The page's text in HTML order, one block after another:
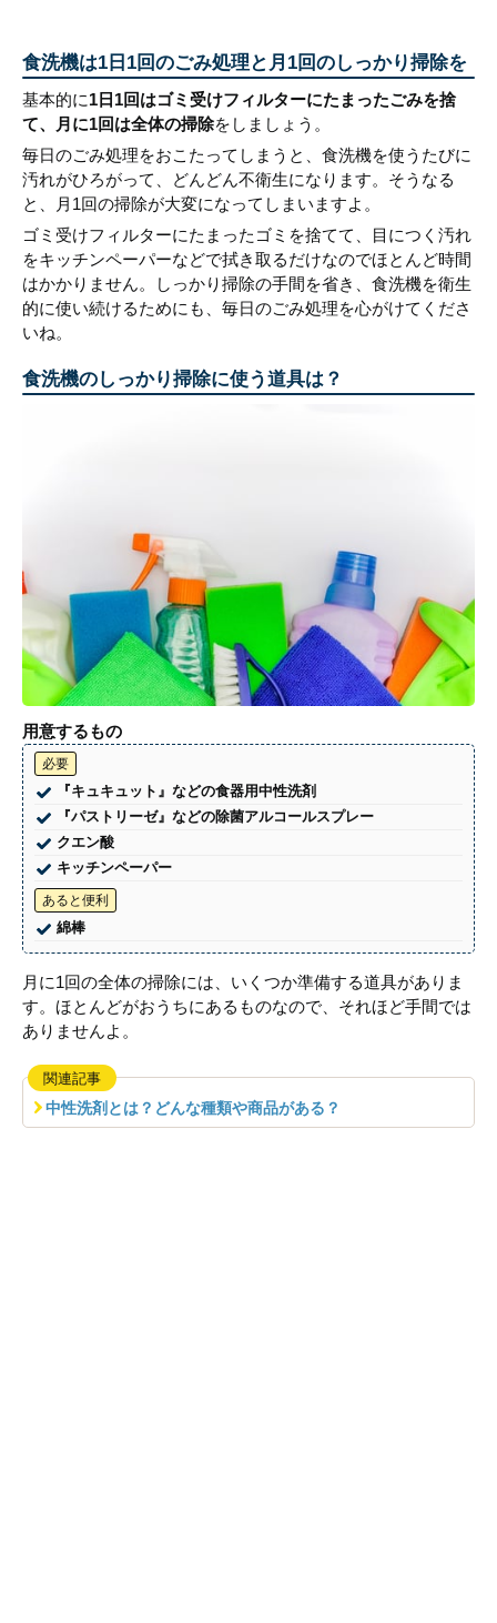
食洗機は1日1回のごみ処理と月1回のしっかり掃除を
基本的に1日1回はゴミ受けフィルターにたまったごみを捨
て、月に1回は全体の掃除をしましょう。
毎日のごみ処理をおこたってしまうと、食洗機を使うたびに
汚れがひろがって、どんどん不衛生になります。そうなる
と、月1回の掃除が大変になってしまいますよ。
ゴミ受けフィルターにたまったゴミを捨てて、目につく汚れ
をキッチンペーパーなどで拭き取るだけなのでほとんど時間
はかかりません。しっかり掃除の手間を省き、食洗機を衛生
的に使い続けるためにも、毎日のごみ処理を心がけてくださ
いね。
食洗機のしっかり掃除に使う道具は？
用意するもの
必要
『キュキュット』などの食器用中性洗剤
『パストリーゼ』などの除菌アルコールスプレー
クエン酸
キッチンペーパー
あると便利
綿棒
月に1回の全体の掃除には、いくつか準備する道具がありま
す。ほとんどがおうちにあるものなので、それほど手間では
ありませんよ。
関連記事
中性洗剤とは？どんな種類や商品がある？